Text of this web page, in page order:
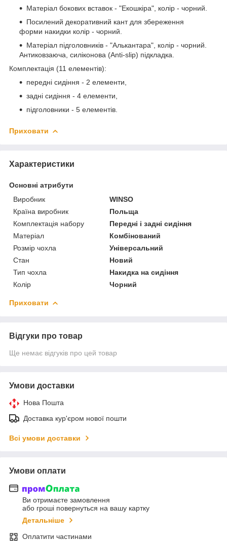
Матеріал бокових вставок - "Екошкіра", колір - чорний.
Посилений декоративний кант для збереження
форми накидки колір - чорний.
Матеріал підголовників - "Алькантара", колір - чорний.
Антиковзаюча, силіконова (Anti-slip) підкладка.
Комплектація (11 елементів):
передні сидіння - 2 елементи,
задні сидіння - 4 елементи,
підголовники - 5 елементів.
Приховати
Характеристики
Основні атрибути
Виробник
WINSO
Країна виробник
Польща
Комплектація набору
Передні і задні сидіння
Матеріал
Комбінований
Розмір чохла
Універсальний
Стан
Новий
Тип чохла
Накидка на сидіння
Колір
Чорний
Приховати
Відгуки про товар
Ще немає відгуків про цей товар
Умови доставки
Нова Пошта
Доставка кур'єром нової пошти
Всі умови доставки
Умови оплати
Ви отримаєте замовлення
або гроші повернуться на вашу картку
Детальніше
Оплатити частинами